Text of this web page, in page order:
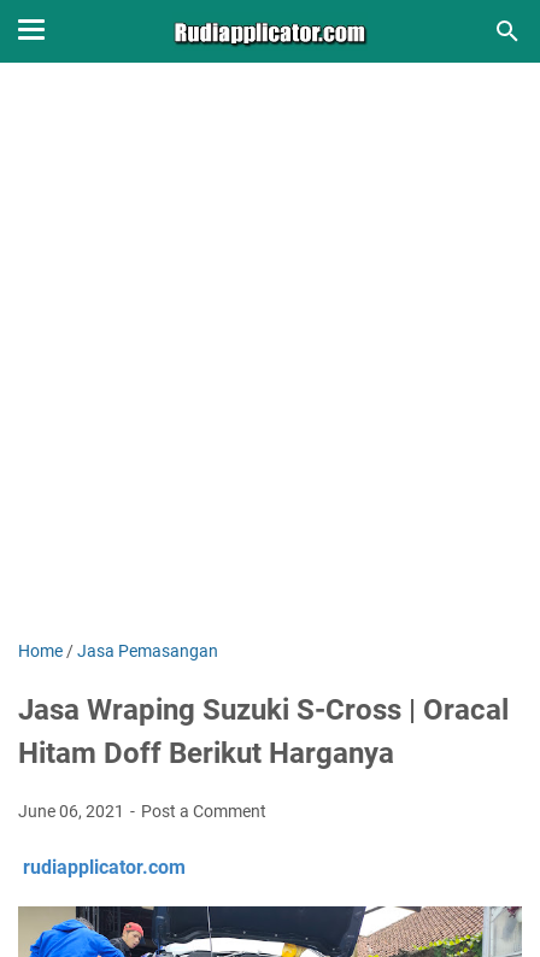
Home /Jasa Pemasangan
Jasa Wraping Suzuki S-Cross | Oracal
Hitam Doff Berikut Harganya
June 06, 2021 Post a Comment
rudiapplicator.com